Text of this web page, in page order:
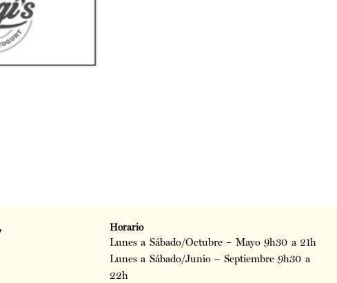
Horario
Lunes a Sábado/Octubre – Mayo 9h30 a 21h
Lunes a Sábado/Junio – Septiembre 9h30 a
22h